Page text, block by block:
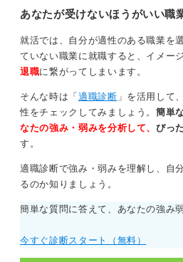
あなたが受けないほうがいい職
就活では、自分が適性のある職業を
ていない職業に就職すると、イメー
退職に繋がってしまいます。
そんな時は「 適職診断 」を活用して
性をチェックしてみましょう。簡単
なたの強み・弱みを分析して、ぴっ
す。
適職診断で強み・弱みを理解し、自
るのか知りましょう。
簡単な質問に答えて、あなたの強み
今すぐ診断スタート（無料）